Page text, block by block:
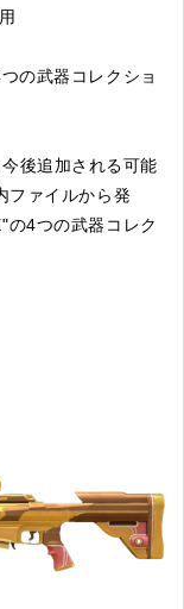
の武器コレクショ
後追加される可能
ファイルから発
4つの武器コレク